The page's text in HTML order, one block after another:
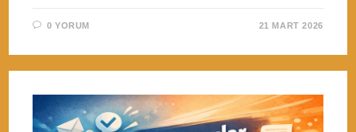
0 YORUM 21 MART 2026